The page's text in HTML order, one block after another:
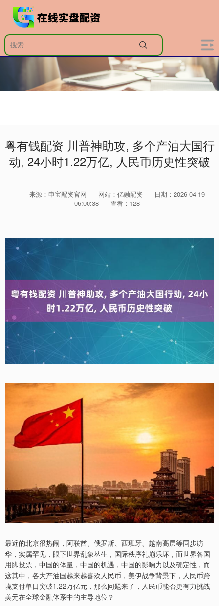
粤有钱配资 川普神助攻, 多个产油大国行
动, 24小时1.22万亿, 人民币历史性突破
来源：申宝配资官网 网站：亿融配资
日期：2026-04-19
06:00:38
查看：128
最近的北京很热闹，阿联酋、俄罗斯、西班牙、越南高层等同步访
华，实属罕见，眼下世界乱象丛生，国际秩序礼崩乐坏，而世界各国
用脚投票，中国的体量，中国的机遇，中国的影响力以及确定性，而
这其中，各大产油国越来越喜欢人民币，美伊战争背景下，人民币跨
境支付单日突破1.22万亿元，那么问题来了，人民币能否更有力挑战
美元在全球金融体系中的主导地位？